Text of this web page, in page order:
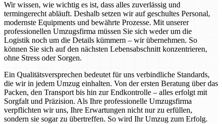
Wir wissen, wie wichtig es ist, dass alles zuverlässig und
termingerecht abläuft. Deshalb setzen wir auf geschultes Personal,
modernste Equipments und bewährte Prozesse. Mit unserer
professionellen Umzugsfirma müssen Sie sich weder um die
Logistik noch um die Details kümmern – wir übernehmen. So
können Sie sich auf den nächsten Lebensabschnitt konzentrieren,
ohne Stress oder Sorgen.
Ein Qualitätsversprechen bedeutet für uns verbindliche Standards,
die wir in jedem Umzug einhalten. Von der ersten Beratung über das
Packen, den Transport bis hin zur Endkontrolle – alles erfolgt mit
Sorgfalt und Präzision. Als Ihre professionelle Umzugsfirma
verpflichten wir uns, Ihre Erwartungen nicht nur zu erfüllen,
sondern sie sogar zu übertreffen. So wird Ihr Umzug zum Erfolg.